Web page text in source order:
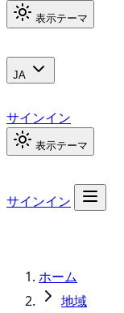
表示テーマ
JA
サインイン
表示テーマ
サインイン
ホーム
地域